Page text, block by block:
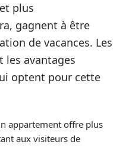
plus
gagnent à être
de vacances. Les
les avantages
optent pour cette
appartement offre plus
aux visiteurs de